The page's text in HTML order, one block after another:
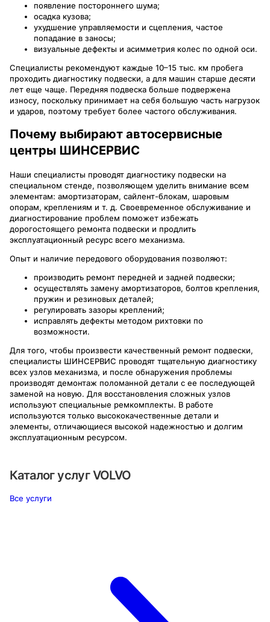
появление постороннего шума;
осадка кузова;
ухудшение управляемости и сцепления, частое
попадание в заносы;
визуальные дефекты и асимметрия колес по одной оси.
Специалисты рекомендуют каждые 10–15 тыс. км пробега
проходить диагностику подвески, а для машин старше десяти
лет еще чаще. Передняя подвеска больше подвержена
износу, поскольку принимает на себя большую часть нагрузок
и ударов, поэтому требует более частого обслуживания.
Почему выбирают автосервисные
центры ШИНСЕРВИС
Наши специалисты проводят диагностику подвески на
специальном стенде, позволяющем уделить внимание всем
элементам: амортизаторам, сайлент-блокам, шаровым
опорам, креплениям и т. д. Своевременное обслуживание и
диагностирование проблем поможет избежать
дорогостоящего ремонта подвески и продлить
эксплуатационный ресурс всего механизма.
Опыт и наличие передового оборудования позволяют:
производить ремонт передней и задней подвески;
осуществлять замену амортизаторов, болтов крепления,
пружин и резиновых деталей;
регулировать зазоры креплений;
исправлять дефекты методом рихтовки по
возможности.
Для того, чтобы произвести качественный ремонт подвески,
специалисты ШИНСЕРВИС проводят тщательную диагностику
всех узлов механизма, и после обнаружения проблемы
производят демонтаж поломанной детали с ее последующей
заменой на новую. Для восстановления сложных узлов
используют специальные ремкомплекты. В работе
используются только высококачественные детали и
элементы, отличающиеся высокой надежностью и долгим
эксплуатационным ресурсом.
Каталог услугVOLVO
Все услуги